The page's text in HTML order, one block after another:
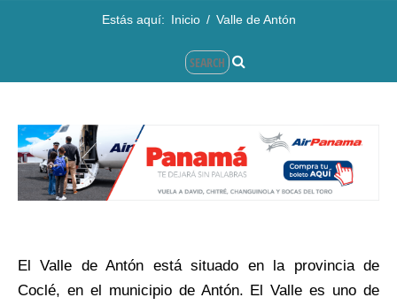
Estás aquí: Inicio / Valle de Antón
El Valle de Antón está situado en la provincia de
Coclé, en el municipio de Antón. El Valle es uno de